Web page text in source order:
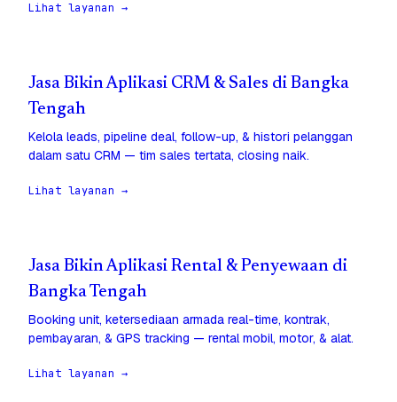
Lihat layanan →
Jasa Bikin Aplikasi CRM & Sales di Bangka
Tengah
Kelola leads, pipeline deal, follow-up, & histori pelanggan
dalam satu CRM — tim sales tertata, closing naik.
Lihat layanan →
Jasa Bikin Aplikasi Rental & Penyewaan di
Bangka Tengah
Booking unit, ketersediaan armada real-time, kontrak,
pembayaran, & GPS tracking — rental mobil, motor, & alat.
Lihat layanan →